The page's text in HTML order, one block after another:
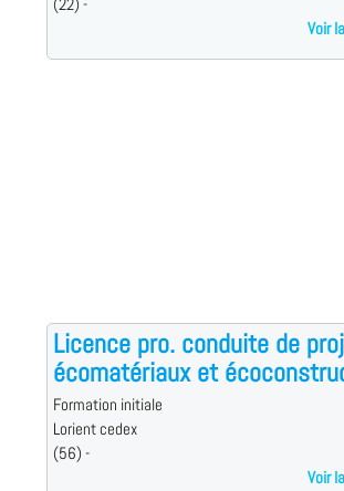
(22) -
Voir
Licence pro. conduite de
écomatériaux et
Formation initiale
Lorient cedex
(56) -
Voir